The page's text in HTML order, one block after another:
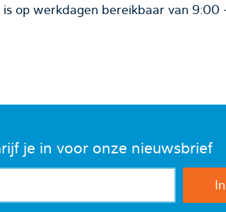
is op werkdagen bereikbaar van 9:00
je in voor onze nieuwsbrief